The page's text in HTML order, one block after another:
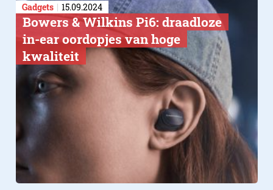
Gadgets 15.09.2024
Bowers & Wilkins Pi6: draadloze
in-ear oordopjes van hoge
kwaliteit